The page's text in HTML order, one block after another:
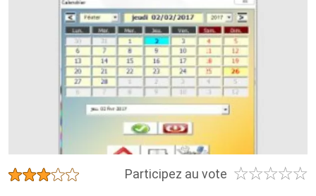
Participez au vote ☆☆☆☆☆
★★★★★